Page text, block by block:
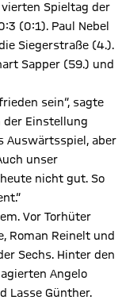
Spieltag der
(0:1). Paul Nebel
Siegerstraße (4.).
Sapper (59.) und
sein“, sagte
der Einstellung
Auswärtsspiel, aber
unser
nicht gut. So
Vor Torhüter
Roman Reinelt und
Sechs. Hinter den
Angelo
Lasse Günther.